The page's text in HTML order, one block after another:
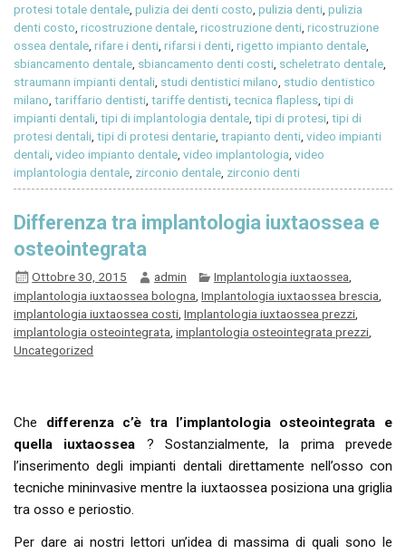
protesi totale dentale,pulizia dei denti costo,pulizia denti,pulizia
denti costo,ricostruzione dentale,ricostruzione denti,ricostruzione
ossea dentale,rifare i denti,rifarsi i denti,rigetto impianto dentale,
sbiancamento dentale, sbiancamento denti costi, scheletrato dentale,
straumann impianti dentali, studi dentistici milano, studio dentistico
milano,tariffario dentisti,tariffe dentisti,tecnica flapless,tipi di
impianti dentali,tipi di implantologia dentale,tipi di protesi,tipi di
protesi dentali,tipi di protesi dentarie,trapianto denti,video impianti
dentali,video impianto dentale,video implantologia,video
implantologia dentale, zirconio dentale, zirconio denti
Differenza tra implantologia iuxtaossea e
osteointegrata
Ottobre 30, 2015 admin Implantologia iuxtaossea
implantologia iuxtaossea bologna,Implantologia iuxtaossea brescia,
implantologia iuxtaossea costi,Implantologia iuxtaossea prezzi,
implantologia osteointegrata,implantologia osteointegrata prezzi,
Uncategorized
Che differenza c’è tra l’implantologia osteointegrata e
quella iuxtaossea ? Sostanzialmente, la prima prevede
l’inserimento degli impianti dentali direttamente nell’osso con
tecniche mininvasive mentre la iuxtaossea posiziona una griglia
tra osso e periostio.
Per dare ai nostri lettori un’idea di massima di quali sono le